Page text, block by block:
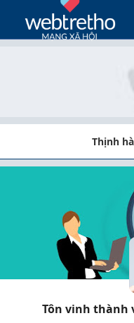
Thịnh
Tôn vinh thành